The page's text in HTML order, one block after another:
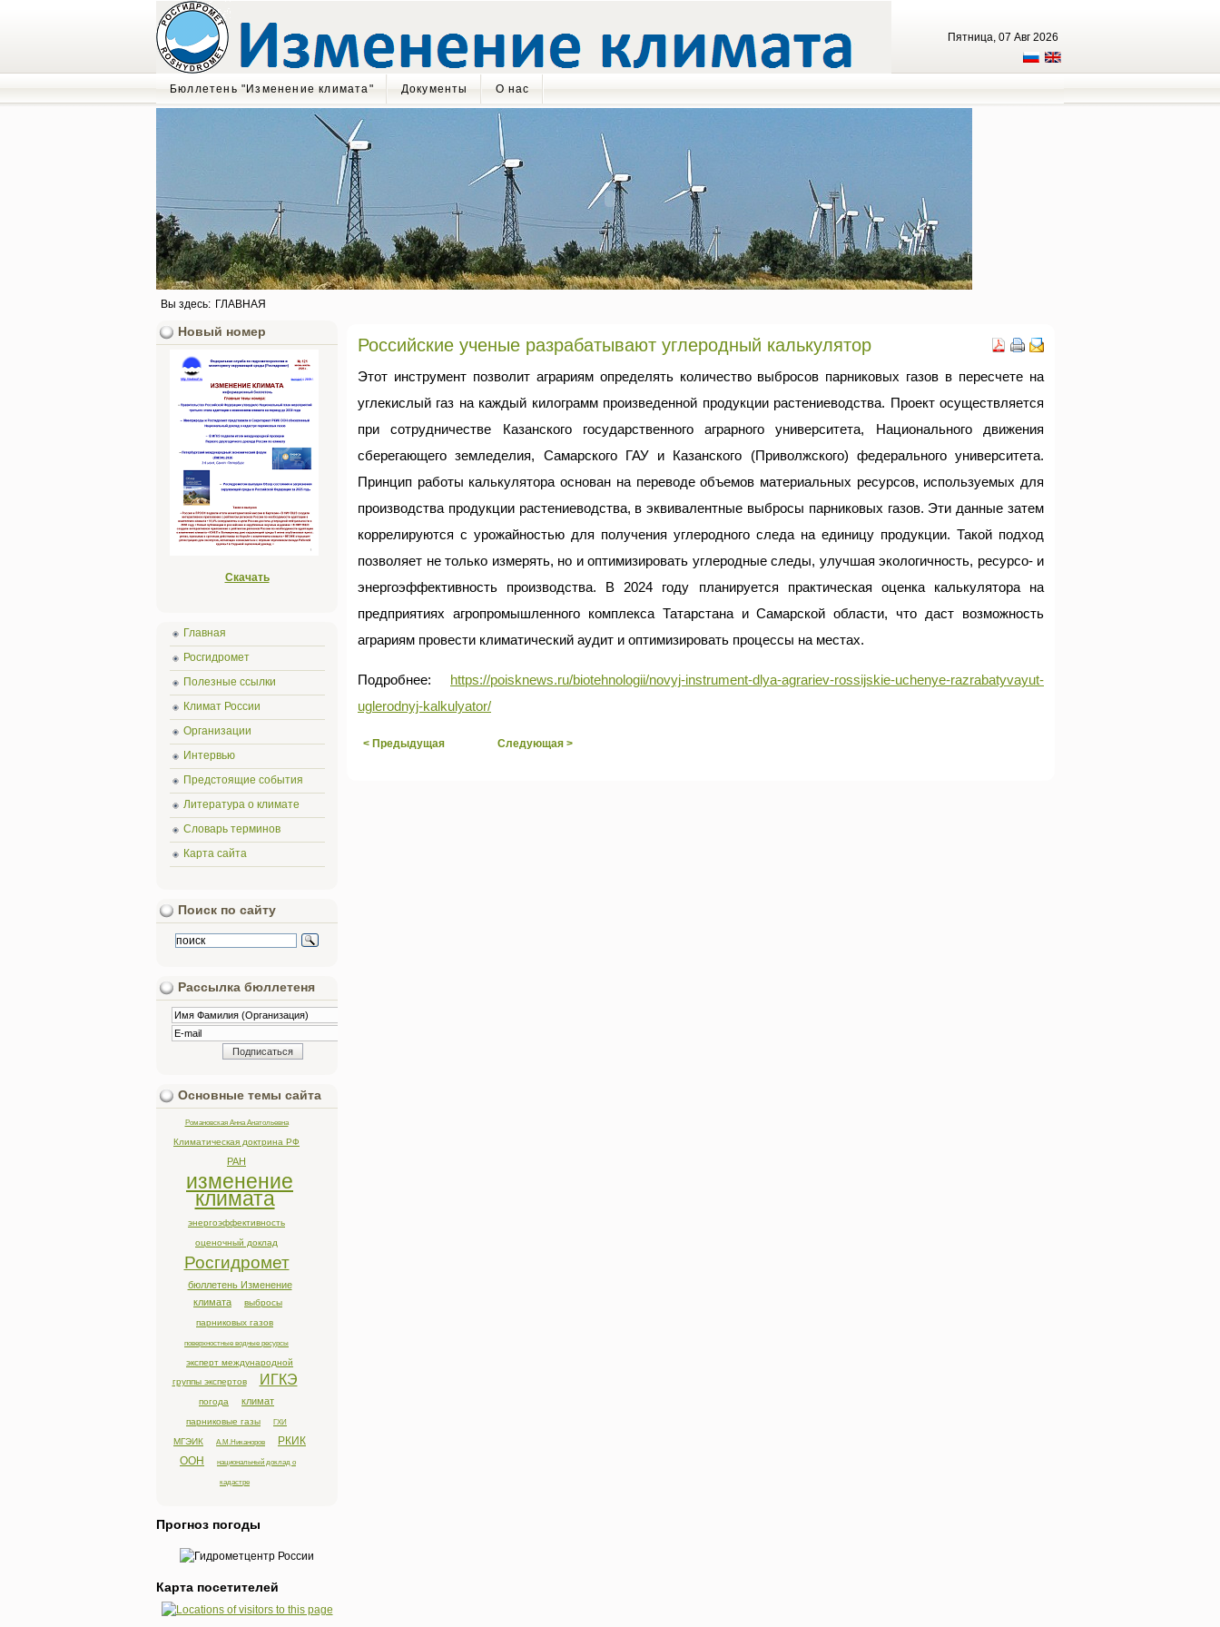
Пятница, 07 Авг 2026
Бюллетень "Изменение климата" Документы О нас
Вы здесь: ГЛАВНАЯ
Российские ученые разрабатывают углеродный калькулятор
Этот инструмент позволит аграриям определять количество выбросов парниковых газов в пересчете на
углекислый газ на каждый килограмм произведенной продукции растениеводства. Проект осуществляется
при сотрудничестве Казанского государственного аграрного университета, Национального движения
сберегающего земледелия, Самарского ГАУ и Казанского (Приволжского) федерального университета.
Принцип работы калькулятора основан на переводе объемов материальных ресурсов, используемых для
производства продукции растениеводства, в эквивалентные выбросы парниковых газов. Эти данные затем
коррелируются с урожайностью для получения углеродного следа на единицу продукции. Такой подход
позволяет не только измерять, но и оптимизировать углеродные следы, улучшая экологичность, ресурсо- и
энергоэффективность производства. В 2024 году планируется практическая оценка калькулятора на
предприятиях агропромышленного комплекса Татарстана и Самарской области, что даст возможность
аграриям провести климатический аудит и оптимизировать процессы на местах.
Подробнее:
https://poisknews.ru/biotehnologii/novyj-instrument-dlya-agrariev-rossijskie-uchenye-razrabatyvayut-
uglerodnyj-kalkulyator/
< Предыдущая Следующая >
Новый номер
Скачать
Главная
Росгидромет
Полезные ссылки
Климат России
Организации
Интервью
Предстоящие события
Литература о климате
Словарь терминов
Карта сайта
Поиск по сайту
Рассылка бюллетеня
Основные темы сайта
Романовская Анна Анатольевна
Климатическая доктрина РФ
РАН
изменение
климата
энергоэффективность
оценочный доклад
Росгидромет
бюллетень Изменение
климата
выбросы
парниковых газов
поверхностные водные ресурсы
эксперт международной
группы экспертов
ИГКЭ
погода климат
парниковые газы ГХИ
МГЭИК А.М.Никаноров
РКИК
ООН
национальный доклад о
кадастре
Прогноз погоды
Карта посетителей